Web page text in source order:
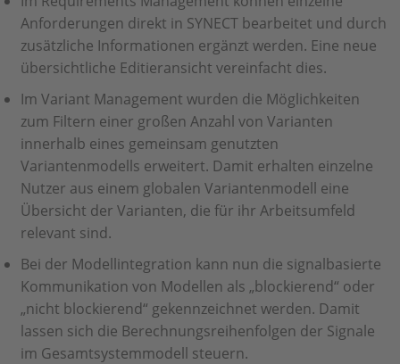
Anforderungen direkt in SYNECT bearbeitet und durch
zusätzliche Informationen ergänzt werden. Eine neue
übersichtliche Editieransicht vereinfacht dies.
Im Variant Management wurden die Möglichkeiten
zum Filtern einer großen Anzahl von Varianten
innerhalb eines gemeinsam genutzten
Variantenmodells erweitert. Damit erhalten einzelne
Nutzer aus einem globalen Variantenmodell eine
Übersicht der Varianten, die für ihr Arbeitsumfeld
relevant sind.
Bei der Modellintegration kann nun die signalbasierte
Kommunikation von Modellen als „blockierend“ oder
„nicht blockierend“ gekennzeichnet werden. Damit
lassen sich die Berechnungsreihenfolgen der Signale
im Gesamtsystemmodell steuern.